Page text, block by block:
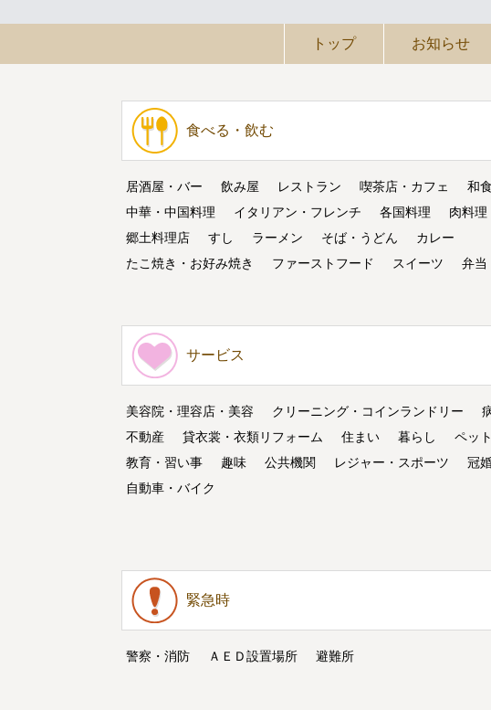
トップ お知らせ
食べる・飲む
居酒屋・バー 飲み屋 レストラン 喫茶店・カフェ
和食
中華・中国料理
イタリアン・フレンチ 各国料理 肉料理
郷土料理店
すし ラーメン そば・うどん
カレー
たこ焼き・お好み焼き
ファーストフード スイーツ 弁当
サービス
美容院・理容店・美容 クリーニング・コインランドリー
不動産
貸衣裳・衣類リフォーム 住まい 暮らし
ペッ
教育・習い事
趣味 公共機関 レジャー・スポーツ
冠
自動車・バイク
緊急時
警察・消防 ＡＥＤ設置場所 避難所